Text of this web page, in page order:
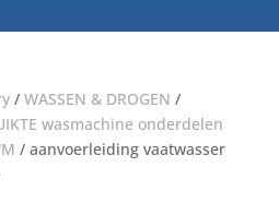
/ WASSEN & DROGEN /
wasmachine onderdelen
/ aanvoerleiding vaatwasser